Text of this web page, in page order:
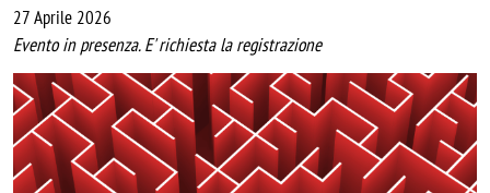
27 Aprile 2026
Evento in presenza. E' richiesta la registrazione
Image